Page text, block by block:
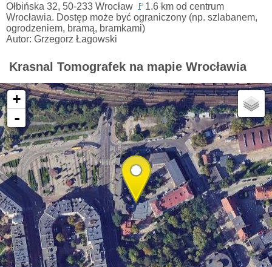
Ołbińska 32, 50-233 Wrocław 🚩 1.6 km od centrum
Wrocławia. Dostęp może być ograniczony (np. szlabanem,
ogrodzeniem, bramą, bramkami)
Autor: Grzegorz Łagowski
Krasnal Tomografek na mapie Wrocławia
+
-